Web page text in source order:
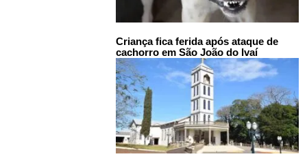
Criança fica ferida após ataque de
cachorro em São João do Ivaí